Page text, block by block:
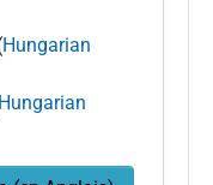
Hungarian
Hungarian